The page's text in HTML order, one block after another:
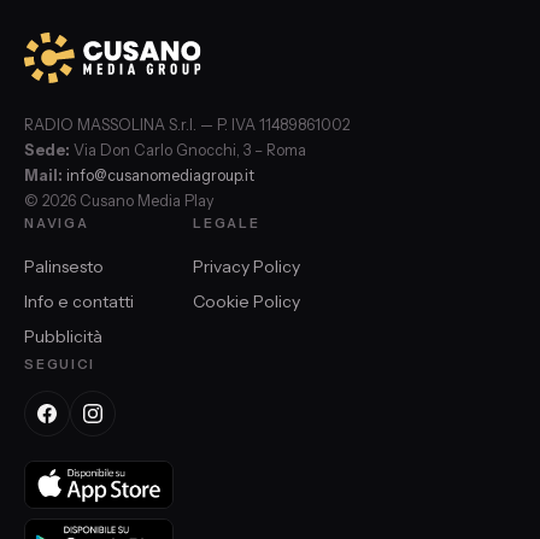
RADIO MASSOLINA S.r.l. — P. IVA 11489861002
Sede: Via Don Carlo Gnocchi, 3 – Roma
Mail: info@cusanomediagroup.it
© 2026 Cusano Media Play
NAVIGA
Palinsesto
Info e contatti
Pubblicità
LEGALE
Privacy Policy
Cookie Policy
SEGUICI